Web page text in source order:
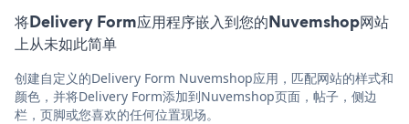
将Delivery Form应用程序嵌入到您的Nuvemshop网站
上从未如此简单
创建自定义的Delivery Form Nuvemshop应用，匹配网站的样式和
颜色，并将Delivery Form添加到Nuvemshop页面，帖子，侧边
栏，页脚或您喜欢的任何位置现场。